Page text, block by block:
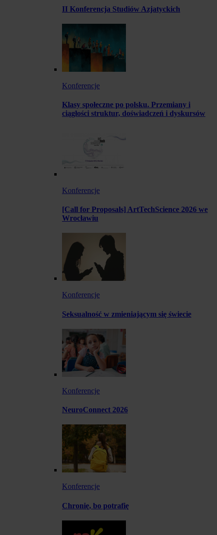
II Konferencja Studiów Azjatyckich
Konferencje
Klasy społeczne po polsku. Przemiany i
ciągłości struktur, doświadczeń i dyskursów
Konferencje
[Call for Proposals] ArtTechScience 2026 we
Wrocławiu
Konferencje
Seksualność w zmieniającym się świecie
Konferencje
NeuroConnect 2026
Konferencje
Chronię, bo potrafię